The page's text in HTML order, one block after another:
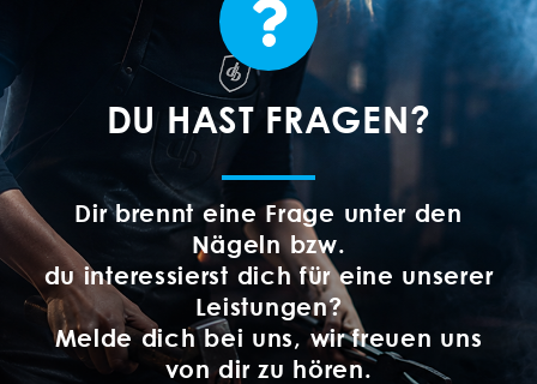
DU HAST FRAGEN?
Dir brennt eine Frage unter den
Nägeln bzw.
du interessierst dich für eine unserer
Leistungen?
Melde dich bei uns, wir freuen uns
von dir zu hören.